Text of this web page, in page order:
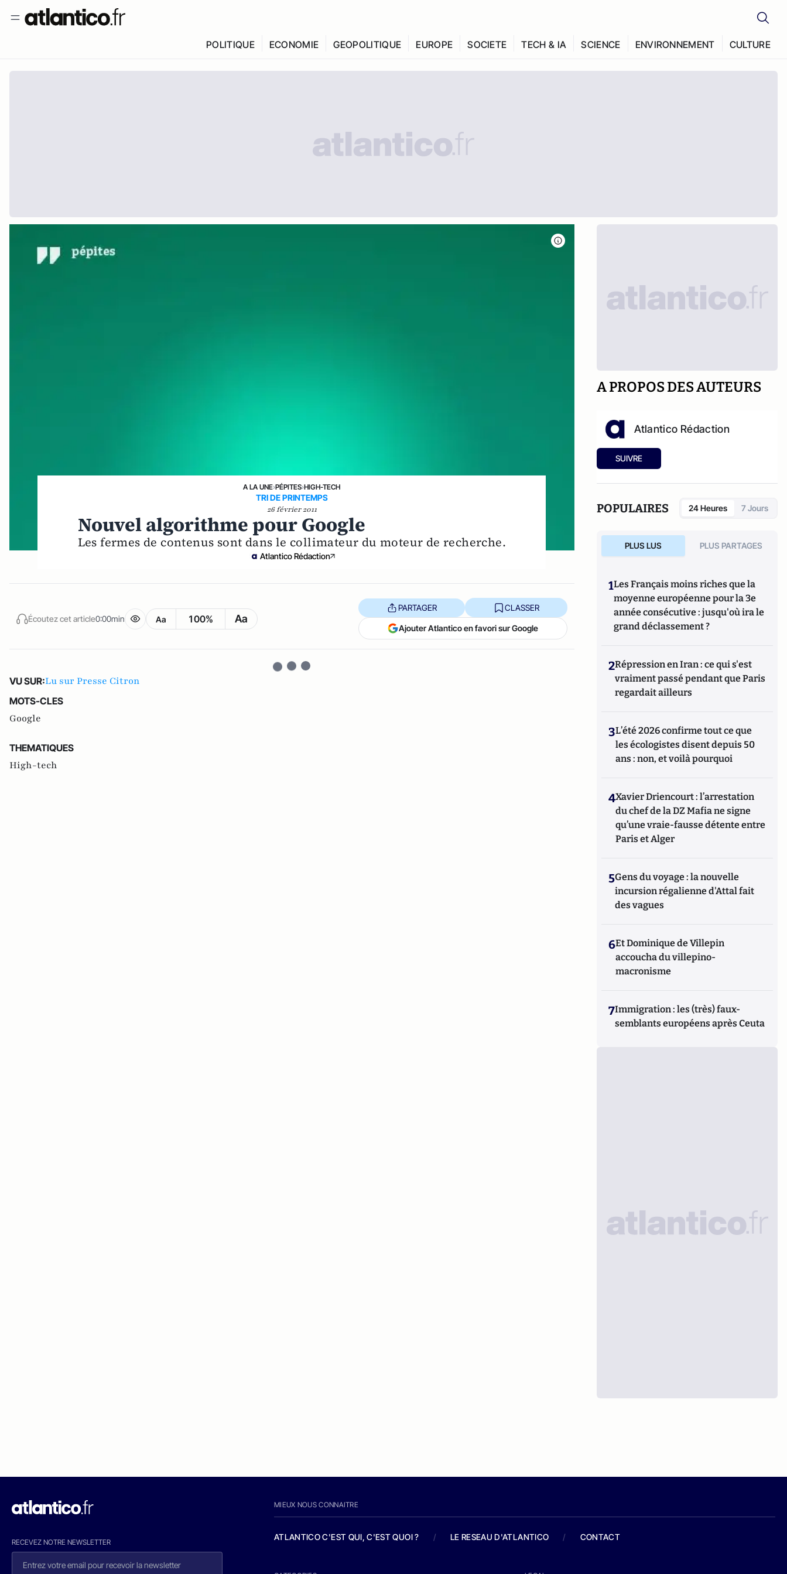
POLITIQUE ECONOMIE GEOPOLITIQUE EUROPE SOCIETE TECH & IA SCIENCE ENVIRONNEMENT CULTURE
A LA UNE›PÉPITES›HIGH-TECH
TRI DE PRINTEMPS
26 février 2011
Nouvel algorithme pour Google
Les fermes de contenus sont dans le collimateur du moteur de recherche.
Atlantico Rédaction
Écoutez cet article0:00min Aa 100% Aa
PARTAGER CLASSER
Ajouter Atlantico en favori sur Google
VU SUR:Lu sur Presse Citron
MOTS-CLES
Google
THEMATIQUES
High-tech
A PROPOS DES AUTEURS
Atlantico Rédaction
SUIVRE
POPULAIRES 24 Heures 7 Jours
PLUS LUS PLUS PARTAGES
1Les Français moins riches que la
moyenne européenne pour la 3e
année consécutive : jusqu'où ira le
grand déclassement ?
2Répression en Iran : ce qui s'est
vraiment passé pendant que Paris
regardait ailleurs
3L’été 2026 confirme tout ce que
les écologistes disent depuis 50
ans : non, et voilà pourquoi
4Xavier Driencourt : l’arrestation
du chef de la DZ Mafia ne signe
qu’une vraie-fausse détente entre
Paris et Alger
5Gens du voyage : la nouvelle
incursion régalienne d'Attal fait
des vagues
6Et Dominique de Villepin
accoucha du villepino-
macronisme
7Immigration : les (très) faux-
semblants européens après Ceuta
RECEVEZ NOTRE NEWSLETTER
MIEUX NOUS CONNAITRE
ATLANTICO C'EST QUI, C'EST QUOI ? / LE RESEAU D'ATLANTICO / CONTACT